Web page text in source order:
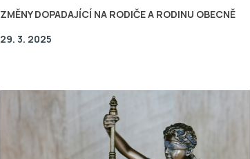
ZMĚNY DOPADAJÍCÍ NA RODIČE A RODINU OBECNĚ
29. 3. 2025